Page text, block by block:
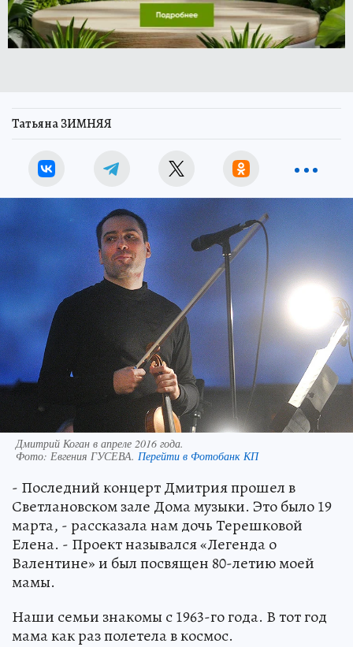
Татьяна ЗИМНЯЯ
Дмитрий Коган в апреле 2016 года.
Фото: Евгения ГУСЕВА. Перейти в Фотобанк КП
- Последний концерт Дмитрия прошел в
Светлановском зале Дома музыки. Это было 19
марта, - рассказала нам дочь Терешковой
Елена. - Проект назывался «Легенда о
Валентине» и был посвящен 80-летию моей
мамы.
Наши семьи знакомы с 1963-го года. В тот год
мама как раз полетела в космос.